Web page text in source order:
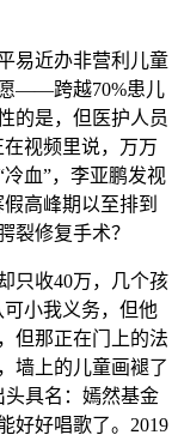
近办非营利儿童
——跨越70%患儿
的是，但医护人员
视频里说，万万
血”，李亚鹏发视
高峰期以至排到
裂修复手术？
收40万，几个孩
小我义务，但他
但那正在门上的法
墙上的儿童画褪了
头具名：嫣然基金
好好唱歌了。2019